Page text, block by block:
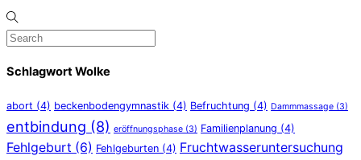
Schlagwort Wolke
abort (4) beckenbodengymnastik (4) Befruchtung (4) Dammmassage (3)
entbindung (8) eröffnungsphase (3) Familienplanung (4)
Fehlgeburt (6) Fehlgeburten (4) Fruchtwasseruntersuchung